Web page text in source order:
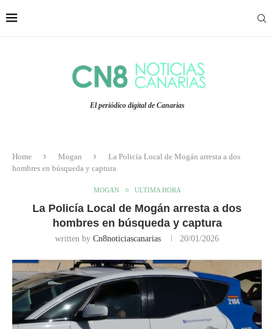
El periódico digital de Canarias
Home Mogan
La Policía Local de Mogán arresta a dos
hombres en búsqueda y captura
MOGAN ULTIMA HORA
La Policía Local de Mogán arresta a dos
hombres en búsqueda y captura
written by Cn8noticiascanarias 20/01/2026